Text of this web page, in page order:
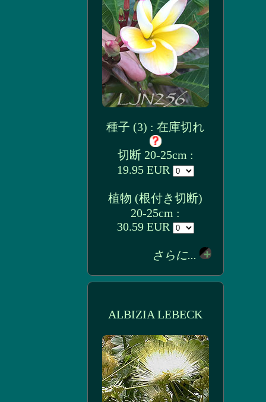
種子 (3) : 在庫切れ
切断 20-25cm :
19.95 EUR
植物 (根付き切断)
20-25cm :
30.59 EUR
さらに...
ALBIZIA LEBECK